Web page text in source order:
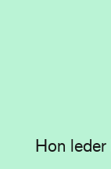
Hon